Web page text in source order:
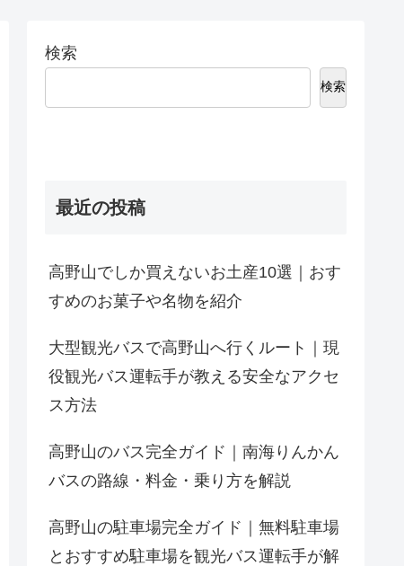
検索
検索
最近の投稿
高野山でしか買えないお土産10選｜おす
すめのお菓子や名物を紹介
大型観光バスで高野山へ行くルート｜現
役観光バス運転手が教える安全なアクセ
ス方法
高野山のバス完全ガイド｜南海りんかん
バスの路線・料金・乗り方を解説
高野山の駐車場完全ガイド｜無料駐車場
とおすすめ駐車場を観光バス運転手が解